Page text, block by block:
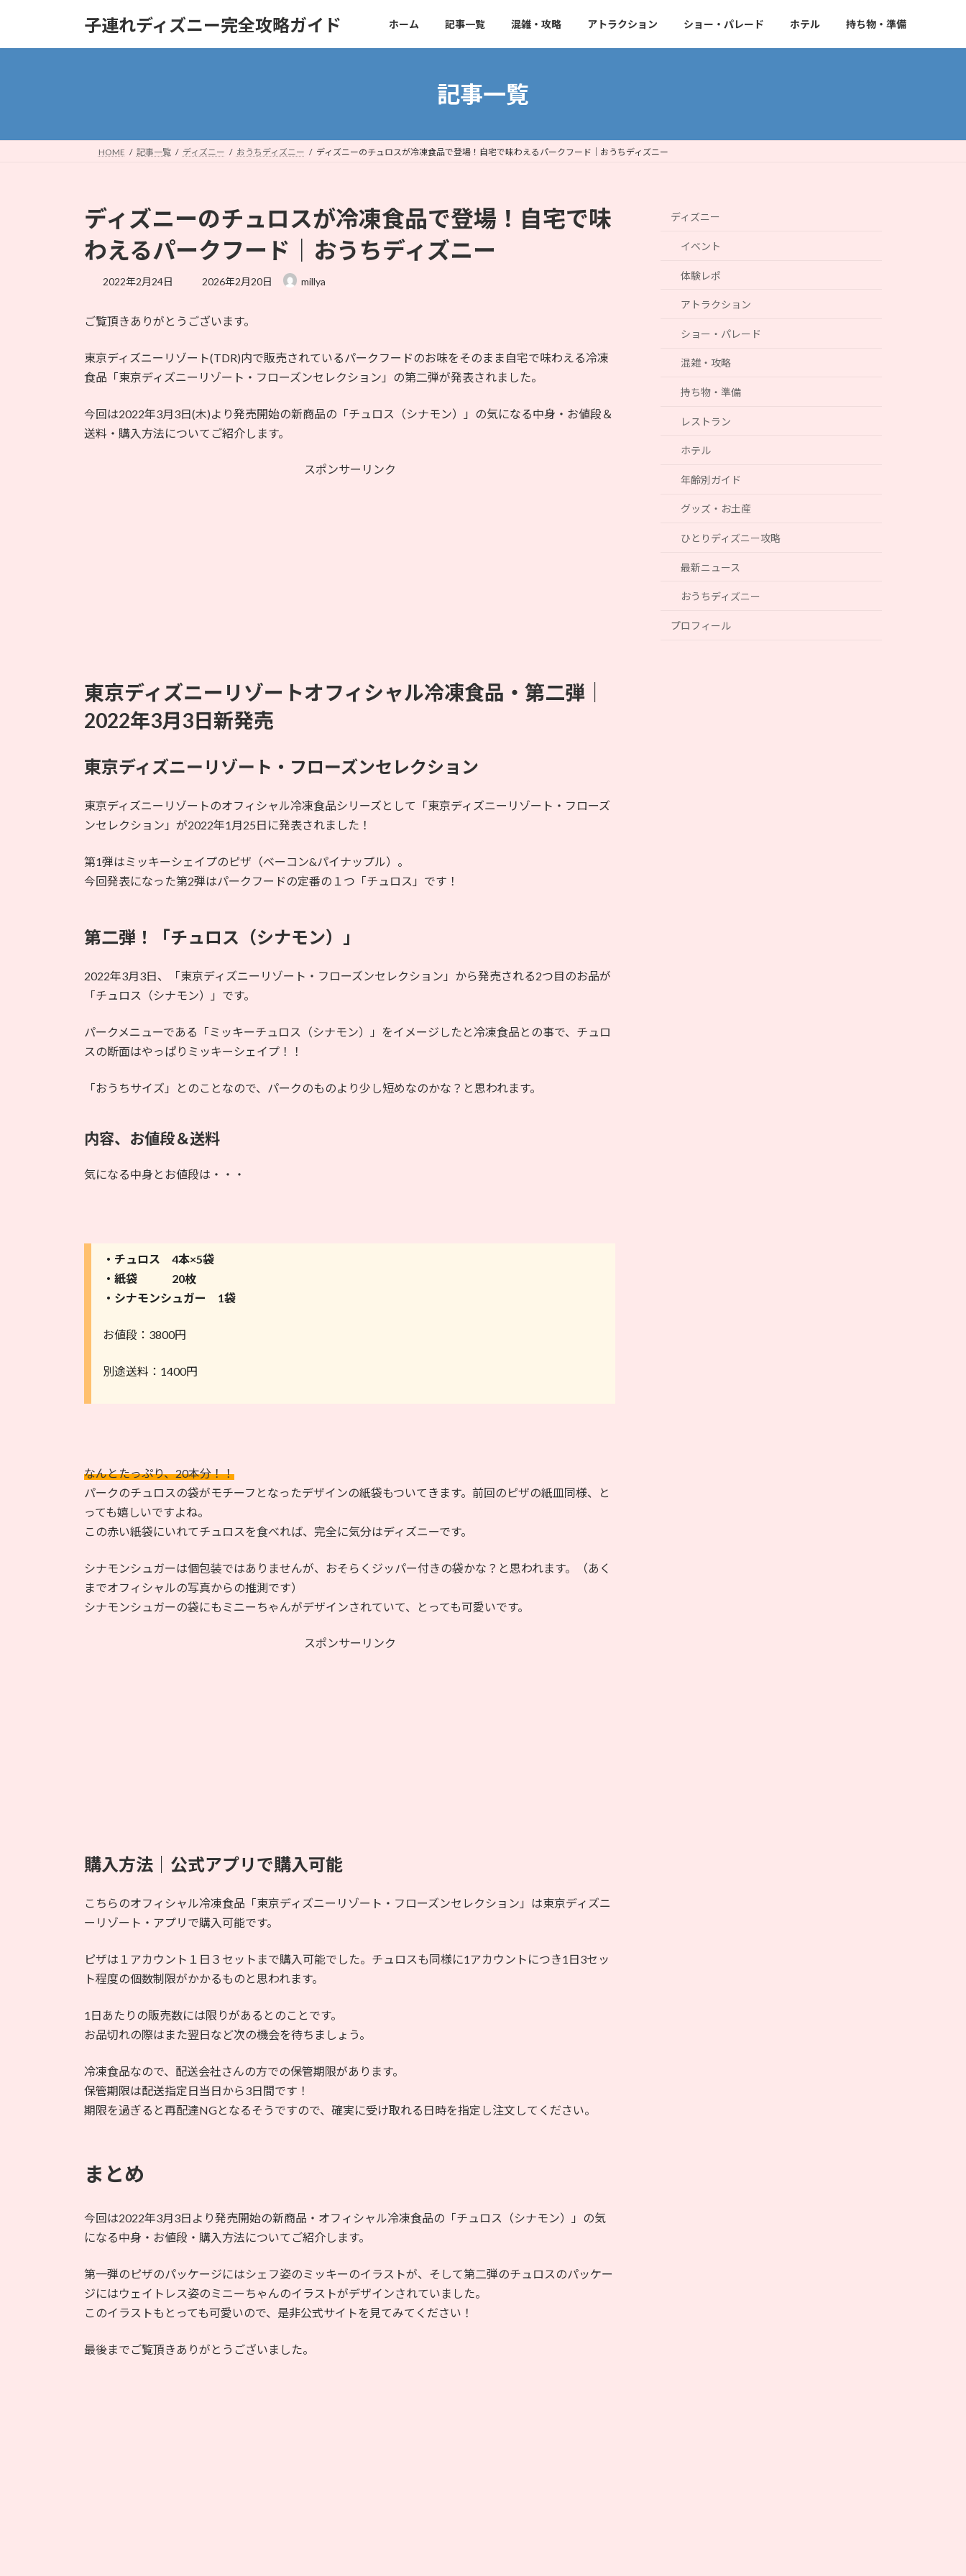
子連れディズニー完全攻略ガイド ホーム 記事一覧 混雑・攻略 アトラクション ショー・パレード ホテル 持ち物・準備
記事一覧
HOME 記事一覧 ディズニー おうちディズニー ディズニーのチュロスが冷凍食品で登場！自宅で味わえるパークフード｜おうちディズニー
ディズニーのチュロスが冷凍食品で登場！自宅で味
わえるパークフード｜おうちディズニー
2022年2月24日
最
新
:
2026年2月20日 millya
ご覧頂きありがとうございます。
東京ディズニーリゾート(TDR)内で販売されているパークフードのお味をそのまま自宅で味わえる冷凍
食品「東京ディズニーリゾート・フローズンセレクション」の第二弾が発表されました。
今回は2022年3月3日(木)より発売開始の新商品の「チュロス（シナモン）」の気になる中身・お値段＆
送料・購入方法についてご紹介します。
スポンサーリンク
東京ディズニーリゾートオフィシャル冷凍食品・第二弾｜
2022年3月3日新発売
東京ディズニーリゾート・フローズンセレクション
東京ディズニーリゾートのオフィシャル冷凍食品シリーズとして「東京ディズニーリゾート・フローズ
ンセレクション」が2022年1月25日に発表されました！
第1弾はミッキーシェイプのピザ（ベーコン&パイナップル）。
今回発表になった第2弾はパークフードの定番の１つ「チュロス」です！
第二弾！「チュロス（シナモン）」
2022年3月3日、「東京ディズニーリゾート・フローズンセレクション」から発売される2つ目のお品が
「チュロス（シナモン）」です。
パークメニューである「ミッキーチュロス（シナモン）」をイメージしたと冷凍食品との事で、チュロ
スの断面はやっぱりミッキーシェイプ！！
「おうちサイズ」とのことなので、パークのものより少し短めなのかな？と思われます。
内容、お値段＆送料
気になる中身とお値段は・・・
・チュロス 4本×5袋
・紙袋 20枚
・シナモンシュガー 1袋
お値段：3800円
別途送料：1400円
なんとたっぷり、20本分！！
パークのチュロスの袋がモチーフとなったデザインの紙袋もついてきます。前回のピザの紙皿同様、と
っても嬉しいですよね。
この赤い紙袋にいれてチュロスを食べれば、完全に気分はディズニーです。
シナモンシュガーは個包装ではありませんが、おそらくジッパー付きの袋かな？と思われます。（あく
までオフィシャルの写真からの推測です）
シナモンシュガーの袋にもミニーちゃんがデザインされていて、とっても可愛いです。
スポンサーリンク
購入方法｜公式アプリで購入可能
こちらのオフィシャル冷凍食品「東京ディズニーリゾート・フローズンセレクション」は東京ディズニ
ーリゾート・アプリで購入可能です。
ピザは１アカウント１日３セットまで購入可能でした。チュロスも同様に1アカウントにつき1日3セッ
ト程度の個数制限がかかるものと思われます。
1日あたりの販売数には限りがあるとのことです。
お品切れの際はまた翌日など次の機会を待ちましょう。
冷凍食品なので、配送会社さんの方での保管期限があります。
保管期限は配送指定日当日から3日間です！
期限を過ぎると再配達NGとなるそうですので、確実に受け取れる日時を指定し注文してください。
まとめ
今回は2022年3月3日より発売開始の新商品・オフィシャル冷凍食品の「チュロス（シナモン）」の気
になる中身・お値段・購入方法についてご紹介します。
第一弾のピザのパッケージにはシェフ姿のミッキーのイラストが、そして第二弾のチュロスのパッケー
ジにはウェイトレス姿のミニーちゃんのイラストがデザインされていました。
このイラストもとっても可愛いので、是非公式サイトを見てみてください！
最後までご覧頂きありがとうございました。
ディズニー
イベント
体験レポ
アトラクション
ショー・パレード
混雑・攻略
持ち物・準備
レストラン
ホテル
年齢別ガイド
グッズ・お土産
ひとりディズニー攻略
最新ニュース
おうちディズニー
プロフィール